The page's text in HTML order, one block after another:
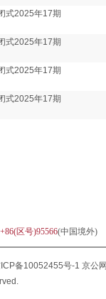
式2025年17期
式2025年17期
式2025年17期
式2025年17期
+86(区号)95566(中国境外)
备10052455号-1 京公